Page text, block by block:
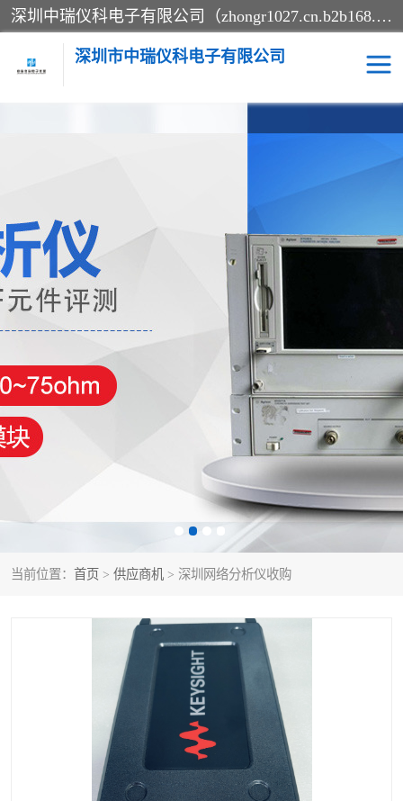
深圳中瑞仪科电子有限公司（zhongr1027.cn.b2b168.com）主要从事回收二手仪器，工厂仪器，回收示波器，KeysightE4980A，FLUKE754，MT8852B，IFR3920，Agilent N4010A，MT8852B等业务，全国统一热线：13570873835。深圳中瑞仪科电子有限公司整批或单出，专业评估高价回收工厂闲置仪器。
深圳市中瑞仪科电子有限公司
当前位置： 首页 > 供应商机 > 深圳网络分析仪收购
电阻-功率计 频谱分析仪
万用表 综合测试仪
蓝牙测试仪 网络分析仪
过程校验仪 电桥测试仪
泰克示波器 电池测试仪
函数信号发生器
校准件
阻抗分析仪